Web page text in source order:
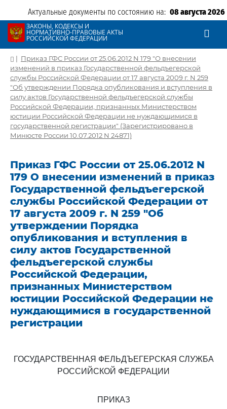
Актуальные документы по состоянию на: 08 августа 2026
ЗАКОНЫ, КОДЕКСЫ И
НОРМАТИВНО-ПРАВОВЫЕ АКТЫ
РОССИЙСКОЙ ФЕДЕРАЦИИ
| Приказ ГФС России от 25.06.2012 N 179 "О внесении
изменений в приказ Государственной фельдъегерской
службы Российской Федерации от 17 августа 2009 г. N 259
"Об утверждении Порядка опубликования и вступления в
силу актов Государственной фельдъегерской службы
Российской Федерации, признанных Министерством
юстиции Российской Федерации не нуждающимися в
государственной регистрации" (Зарегистрировано в
Минюсте России 10.07.2012 N 24871)
Приказ ГФС России от 25.06.2012 N
179 О внесении изменений в приказ
Государственной фельдъегерской
службы Российской Федерации от
17 августа 2009 г. N 259 "Об
утверждении Порядка
опубликования и вступления в
силу актов Государственной
фельдъегерской службы
Российской Федерации,
признанных Министерством
юстиции Российской Федерации не
нуждающимися в государственной
регистрации
ГОСУДАРСТВЕННАЯ ФЕЛЬДЪЕГЕРСКАЯ СЛУЖБА
РОССИЙСКОЙ ФЕДЕРАЦИИ
ПРИКАЗ